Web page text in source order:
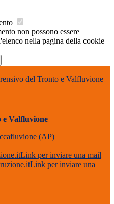
non possono essere
nella pagina della cookie
del Tronto e Valfluvione
e Valfluvione
(AP)
Link per inviare una mail
Link per inviare una